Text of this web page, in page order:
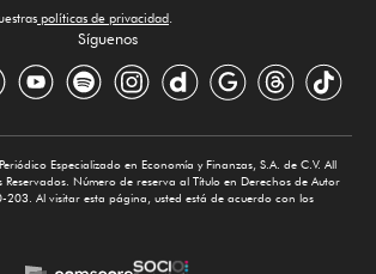
políticas de privacidad.
Síguenos
Especializado en Economía y Finanzas, S.A. de C.V. All
Reservados. Número de reserva al Título en Derechos de Autor
Al visitar esta página, usted está de acuerdo con los